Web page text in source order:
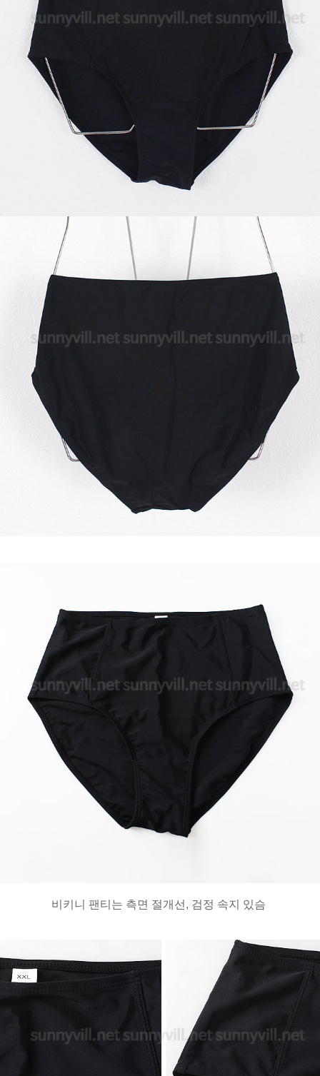
비키니 팬티는 측면 절개선, 검정 속지 있슴